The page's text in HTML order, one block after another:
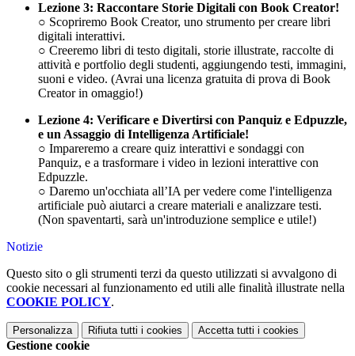
Lezione 3: Raccontare Storie Digitali con Book Creator!
○ Scopriremo Book Creator, uno strumento per creare libri
digitali interattivi.
○ Creeremo libri di testo digitali, storie illustrate, raccolte di
attività e portfolio degli studenti, aggiungendo testi, immagini,
suoni e video. (Avrai una licenza gratuita di prova di Book
Creator in omaggio!)
Lezione 4: Verificare e Divertirsi con Panquiz e Edpuzzle,
e un Assaggio di Intelligenza Artificiale!
○ Impareremo a creare quiz interattivi e sondaggi con
Panquiz, e a trasformare i video in lezioni interattive con
Edpuzzle.
○ Daremo un'occhiata all’IA per vedere come l'intelligenza
artificiale può aiutarci a creare materiali e analizzare testi.
(Non spaventarti, sarà un'introduzione semplice e utile!)
Notizie
Questo sito o gli strumenti terzi da questo utilizzati si avvalgono di
cookie necessari al funzionamento ed utili alle finalità illustrate nella
COOKIE POLICY.
Personalizza Rifiuta tutti i cookies Accetta tutti i cookies
Gestione cookie